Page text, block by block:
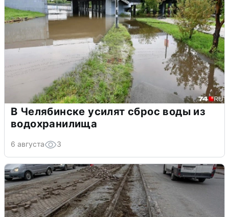
В Челябинске усилят сброс воды из
водохранилища
6 августа 3